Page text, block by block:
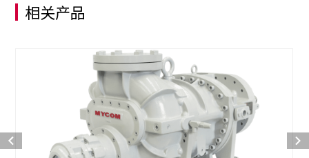
相关产品